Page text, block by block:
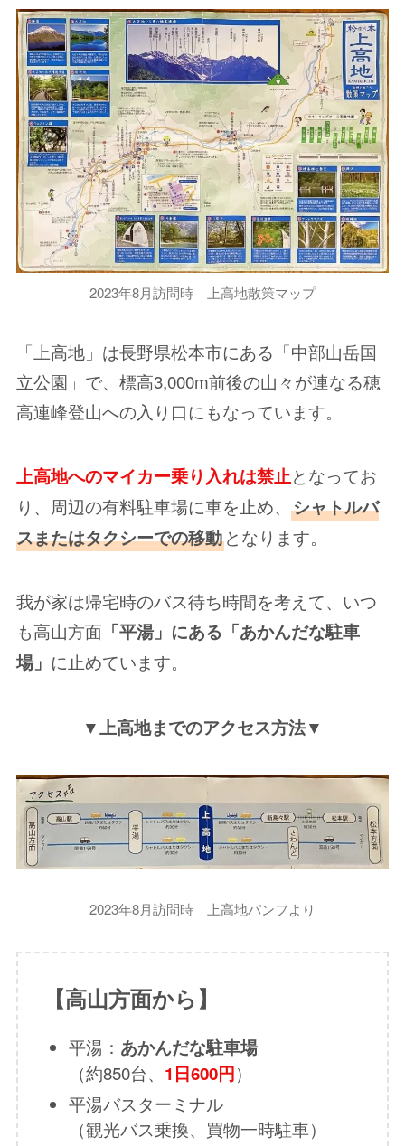
2023年8月訪問時 上高地散策マップ
「上高地」は長野県松本市にある「中部山岳国
立公園」で、標高3,000m前後の山々が連なる穂
高連峰登山への入り口にもなっています。
上高地へのマイカー乗り入れは禁止となってお
り、周辺の有料駐車場に車を止め、 シャトルバ
スまたはタクシーでの移動となります。
我が家は帰宅時のバス待ち時間を考えて、いつ
も高山方面「平湯」にある「あかんだな駐車
場」 に止めています。
▼上高地までのアクセス方法▼
2023年8月訪問時 上高地パンフより
【高山方面から】
平湯： あかんだな駐車場
（約850台、 1日600円）
平湯バスターミナル
（観光バス乗換、買物一時駐車）